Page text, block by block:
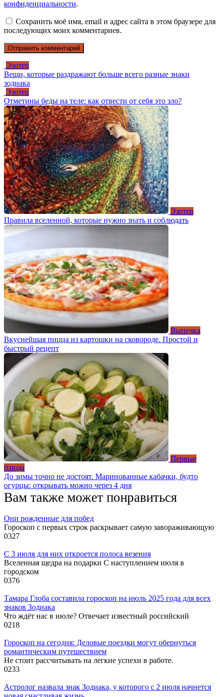
конфиденциальности.
Сохранить моё имя, email и адрес сайта в этом браузере для
последующих моих комментариев.
Эзотер
Вещи, которые раздражают больше всего разные знаки
зодиака
Эзотер
Отметины беды на теле: как отвести от себя это зло?
Эзотер
Правила вселенной, которые нужно знать и соблюдать
Выпечка
Вкуснейшая пицца из картошки на сковороде. Простой и
быстрый рецепт
Первые
блюда
До зимы точно не достоят. Маринованные кабачки, будто
огурцы: открывать можно через 4 дня
Вам также может понравиться
Они рожденные для побед
Гороскоп с первых строк раскрывает самую завораживающую
0327
С 3 июля для них откроется полоса везения
Вселенная щедра на подарки С наступлением июля в
городском
0376
Тамара Глоба составила гороскоп на июль 2025 года для всех
знаков Зодиака
Что ждёт нас в июле? Отвечает известный российский
0218
Гороскоп на сегодня: Деловые поездки могут обернуться
романтическим путешествием
Не стоит рассчитывать на легкие успехи в работе.
0233
Астролог назвала знак Зодиака, у которого с 2 июля начнется